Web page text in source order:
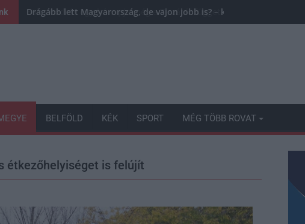
Drágább lett Magyarország, de vajon jobb is? – kemény kritika a
BELFÖLD KÉK SPORT MÉG TÖBB ROVAT
étkezőhelyiséget is felújít